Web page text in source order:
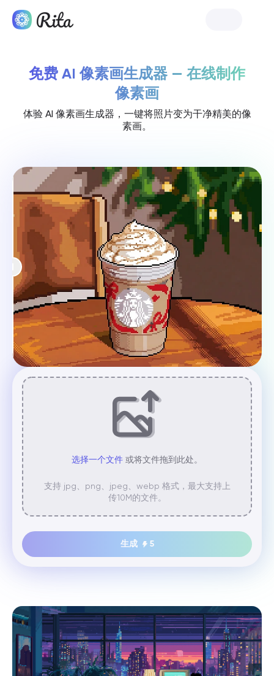
免费 AI 像素画生成器 — 在线制作
像素画
体验 AI 像素画生成器，一键将照片变为干净精美的像
素画。
选择一个文件 或将文件拖到此处。
支持 jpg、png、jpeg、webp 格式，最大支持上
传10M的文件。
生成 5